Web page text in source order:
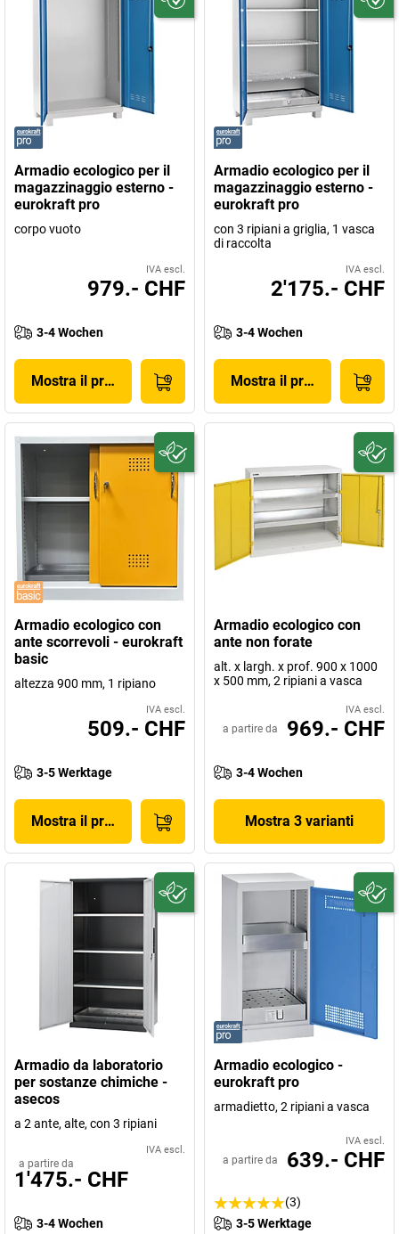
Armadio ecologico per il
magazzinaggio esterno -
eurokraft pro
corpo vuoto
IVA escl.
979.- CHF
3-4 Wochen
Mostra il prodotto
Armadio ecologico per il
magazzinaggio esterno -
eurokraft pro
con 3 ripiani a griglia, 1 vasca
di raccolta
IVA escl.
2'175.- CHF
3-4 Wochen
Mostra il prodotto
Armadio ecologico con
ante scorrevoli - eurokraft
basic
altezza 900 mm, 1 ripiano
IVA escl.
509.- CHF
3-5 Werktage
Mostra il prodotto
Armadio ecologico con
ante non forate
alt. x largh. x prof. 900 x 1000
x 500 mm, 2 ripiani a vasca
IVA escl.
a partire da 969.- CHF
3-4 Wochen
Mostra 3 varianti
Armadio da laboratorio
per sostanze chimiche -
asecos
a 2 ante, alte, con 3 ripiani
IVA escl.
a partire da
1'475.- CHF
3-4 Wochen
Armadio ecologico -
eurokraft pro
armadietto, 2 ripiani a vasca
IVA escl.
a partire da 639.- CHF
(3)
3-5 Werktage